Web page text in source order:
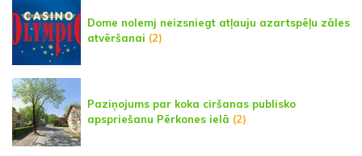
Dome nolemj neizsniegt atļauju azartspēļu zāles
atvēršanai (2)
Paziņojums par koka ciršanas publisko
apspriešanu Pērkones ielā (2)